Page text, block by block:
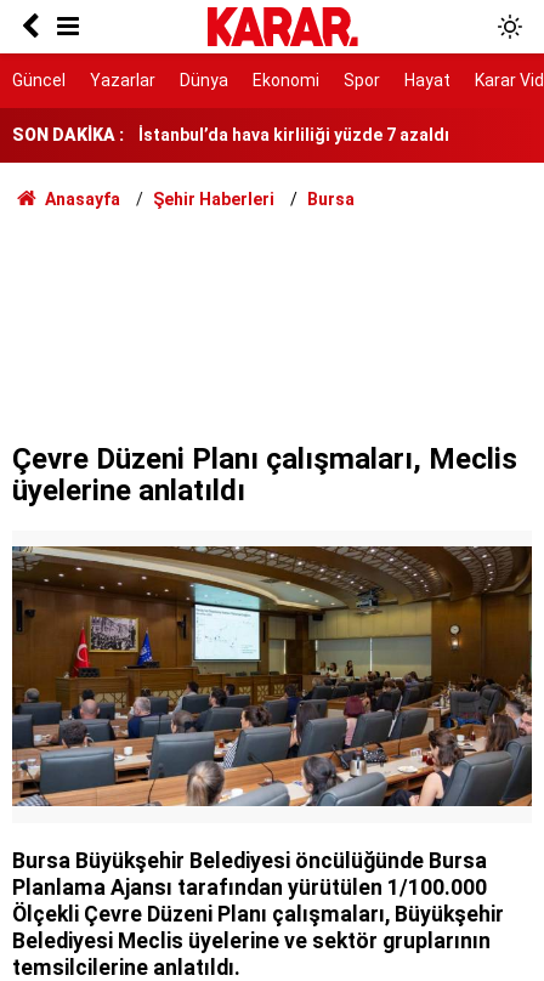
Güncel Yazarlar Dünya Ekonomi Spor Hayat Karar
SON DAKİKA :
Klima sayısı 10 yılda iki katına çıkacak:
Bakanlıktan tasarruf uyarısı
İstanbul’da hava kirliliği yüzde 7 azaldı
65 milyon TL, silah ve 4 balistik yelek
kırdı
Anasayfa Şehir Haberleri Bursa
Çevre Düzeni Planı çalışmaları, Meclis
üyelerine anlatıldı
Bursa Büyükşehir Belediyesi öncülüğünde Bursa
Planlama Ajansı tarafından yürütülen 1/100.000
Ölçekli Çevre Düzeni Planı çalışmaları, Büyükşehir
Belediyesi Meclis üyelerine ve sektör gruplarının
temsilcilerine anlatıldı.